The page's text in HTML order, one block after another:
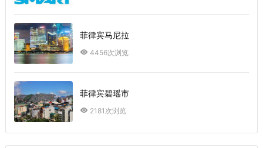
菲律宾马尼拉
4456次浏览
菲律宾碧瑶市
2181次浏览